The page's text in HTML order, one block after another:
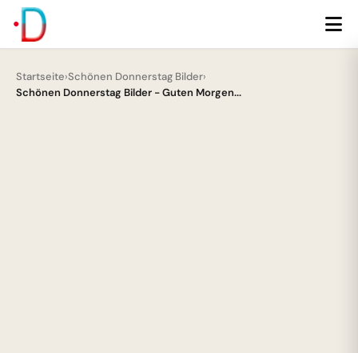
Startseite›Schönen Donnerstag Bilder›
Schönen Donnerstag Bilder - Guten Morgen...